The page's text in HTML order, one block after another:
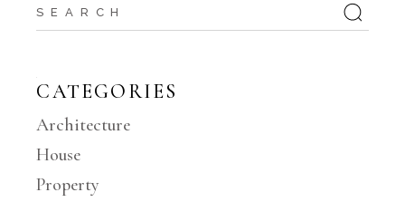
CATEGORIES
Architecture
House
Property